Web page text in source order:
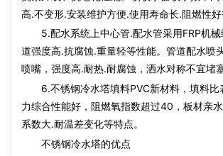
高.不变形.安装维护方便.使用寿命长.阻燃性好
5.配水系统上中心管.配水管采用FRP机械
道强度高.抗腐蚀.重量轻等性能。管道配水喷
喷嘴，强度高.耐热.耐腐蚀，洒水对称不宜堵
6.不锈钢冷水塔填料PVC新材料，填料比
力综合性能好，阻燃氧指数超过40，板材亲
系数大.耐温差变化等特点。
不锈钢冷水塔的优点